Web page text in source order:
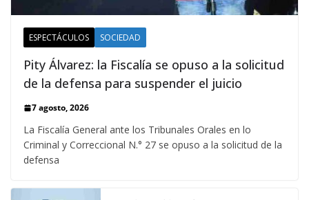
ESPECTÁCULOS SOCIEDAD
Pity Álvarez: la Fiscalía se opuso a la solicitud
de la defensa para suspender el juicio
7 agosto, 2026
La Fiscalía General ante los Tribunales Orales en lo
Criminal y Correccional N.° 27 se opuso a la solicitud de la
defensa